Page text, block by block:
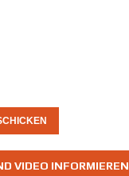
VIDEO